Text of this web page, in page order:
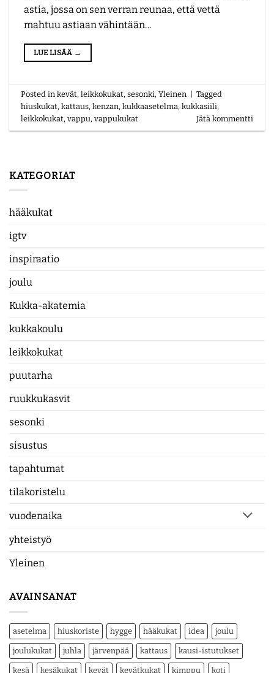
KATEGORIAT
hääkukat
igtv
inspiraatio
joulu
Kukka-akatemia
kukkakoulu
leikkokukat
puutarha
ruukkukasvit
sesonki
sisustus
tapahtumat
tilakoristelu
vuodenaika
yhteistyö
Yleinen
AVAINSANAT
asetelma hiuskoriste hygge hääkukat idea joulu
joulukukat juhla järvenpää kattaus kausi-istutukset
kesä kesäkukat kevät kevätkukat kimppu koti
astia, jossa on sen verran reunaa, että vettä
mahtuu astiaan vähintään…
LUE LISÄÄ →
Posted inkevät,leikkokukat,sesonki,Yleinen
Tagged
hiuskukat,kattaus,kenzan,kukkaasetelma,kukkasiili,
leikkokukat,vappu,vappukukat Jätä kommentti